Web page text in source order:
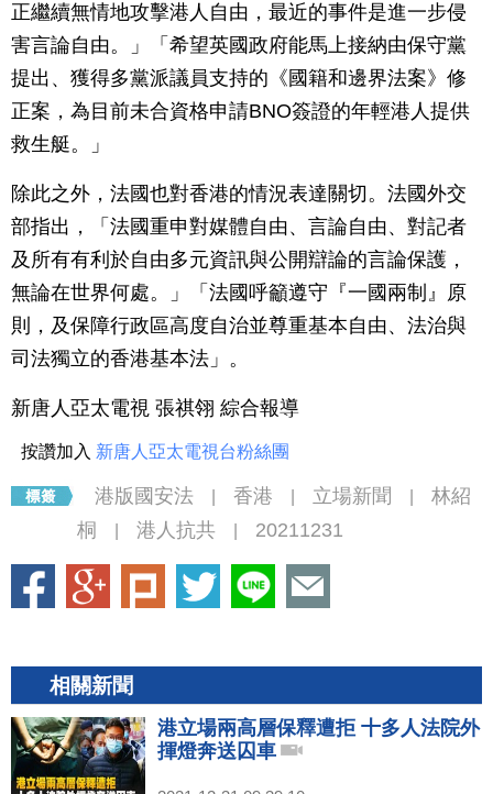
正繼續無情地攻擊港人自由，最近的事件是進一步侵
害言論自由。」「希望英國政府能馬上接納由保守黨
提出、獲得多黨派議員支持的《國籍和邊界法案》修
正案，為目前未合資格申請BNO簽證的年輕港人提供
救生艇。」
除此之外，法國也對香港的情況表達關切。法國外交
部指出，「法國重申對媒體自由、言論自由、對記者
及所有有利於自由多元資訊與公開辯論的言論保護，
無論在世界何處。」「法國呼籲遵守『一國兩制』原
則，及保障行政區高度自治並尊重基本自由、法治與
司法獨立的香港基本法」。
新唐人亞太電視 張祺翎 綜合報導
按讚加入 新唐人亞太電視台粉絲團
港版國安法 香港 立場新聞
林紹
桐
港人抗共 20211231
相關新聞
港立場兩高層保釋遭拒 十多人法院外
揮燈奔送囚車